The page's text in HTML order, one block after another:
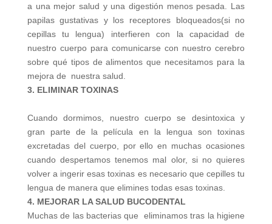
a una mejor salud y una digestión menos pesada. Las
papilas gustativas y los receptores bloqueados(si no
cepillas tu lengua) interfieren con la capacidad de
nuestro cuerpo para comunicarse con nuestro cerebro
sobre qué tipos de alimentos que necesitamos para la
mejora de nuestra salud.
3. ELIMINAR TOXINAS
Cuando dormimos, nuestro cuerpo se desintoxica y
gran parte de la película en la lengua son toxinas
excretadas del cuerpo, por ello en muchas ocasiones
cuando despertamos tenemos mal olor, si no quieres
volver a ingerir esas toxinas es necesario que cepilles tu
lengua de manera que elimines todas esas toxinas.
4. MEJORAR LA SALUD BUCODENTAL
Muchas de las bacterias que eliminamos tras la higiene